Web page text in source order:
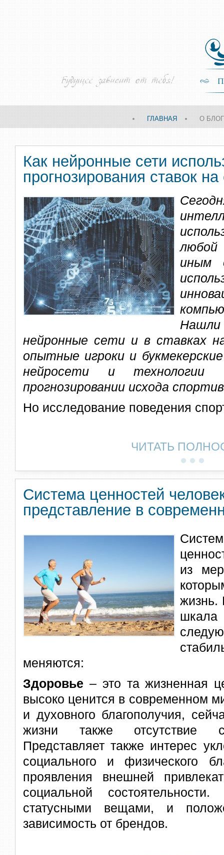
ГЛАВНАЯ О
Как нейронные сети
прогнозирования ставок на
иным
нейронные сети и в ставках
опытные игроки и
нейросети и технологии
прогнозировании исхода
Но исследование поведения
ЧИТАТЬ
Система ценностей
представление в
из
жизнь.
меняются:
Здоровье – это та жизненная
высоко ценится в современном
и духовного благополучия,
жизни также отсутствие
Представляет также интерес
социального и физического
проявления внешней
социальной
статусными вещами, и
зависимость от брендов.